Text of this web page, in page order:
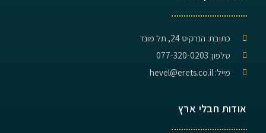
כתובת: הנרקיס 24, תל מונד
טלפון: 077-320-0203
מייל: hevel@erets.co.il
אודות חבלי ארץ